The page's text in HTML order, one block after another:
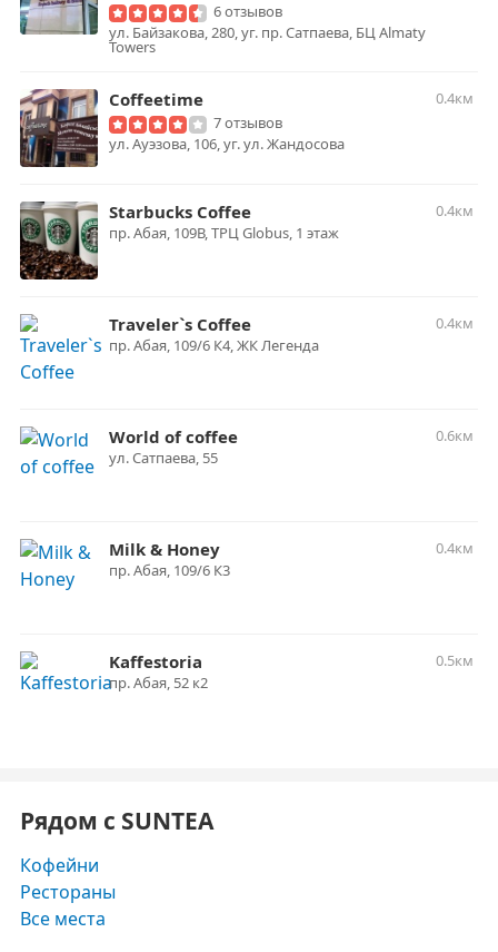
6 отзывов
ул. Байзакова, 280, уг. пр. Сатпаева, БЦ Almaty
Towers
Coffeetime
0.4км
7 отзывов
ул. Ауэзова, 106, уг. ул. Жандосова
Starbucks Coffee
0.4км
пр. Абая, 109В, ТРЦ Globus, 1 этаж
Traveler`s Coffee
0.4км
пр. ​Абая, 109/6 К4, ЖК Легенда
World of coffee
0.6км
ул. ​Сатпаева, 55
Milk & Honey
0.4км
пр. ​Абая, 109/6 К3
Kaffestoria
0.5км
пр. Абая, 52 к2
Рядом с SUNTEA
Кофейни
Рестораны
Все места